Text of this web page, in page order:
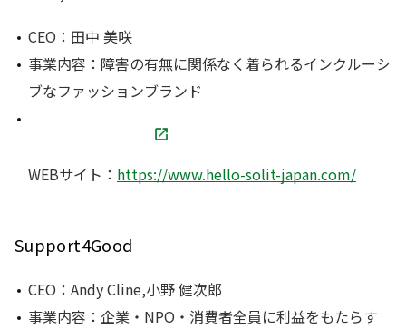
CEO：田中 美咲
事業内容：障害の有無に関係なく着られるインクルーシ
ブなファッションブランド
WEBサイト： https://www.hello-solit-japan.com/
Support4Good
CEO：Andy Cline,小野 健次郎
事業内容：企業・NPO・消費者全員に利益をもたらす